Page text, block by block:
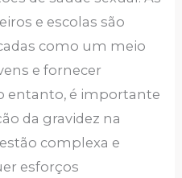
e escolas são
como um meio
e fornecer
entanto, é importante
da gravidez na
complexa e
esforços